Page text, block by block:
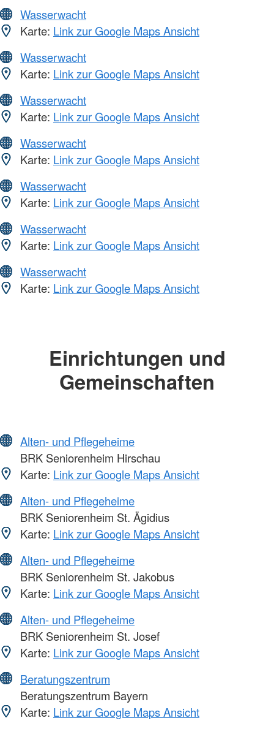
Wasserwacht
Karte: Link zur Google Maps Ansicht
Wasserwacht
Karte: Link zur Google Maps Ansicht
Wasserwacht
Karte: Link zur Google Maps Ansicht
Wasserwacht
Karte: Link zur Google Maps Ansicht
Wasserwacht
Karte: Link zur Google Maps Ansicht
Wasserwacht
Karte: Link zur Google Maps Ansicht
Wasserwacht
Karte: Link zur Google Maps Ansicht
Einrichtungen und
Gemeinschaften
Alten- und Pflegeheime
BRK Seniorenheim Hirschau
Karte: Link zur Google Maps Ansicht
Alten- und Pflegeheime
BRK Seniorenheim St. Ägidius
Karte: Link zur Google Maps Ansicht
Alten- und Pflegeheime
BRK Seniorenheim St. Jakobus
Karte: Link zur Google Maps Ansicht
Alten- und Pflegeheime
BRK Seniorenheim St. Josef
Karte: Link zur Google Maps Ansicht
Beratungszentrum
Beratungszentrum Bayern
Karte: Link zur Google Maps Ansicht